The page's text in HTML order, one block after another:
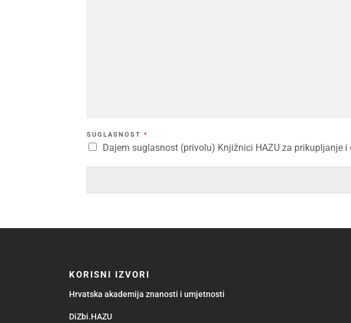
SUGLASNOST *
Dajem suglasnost (privolu) Knjižnici HAZU za prikupljanje
KORISNI IZVORI
Hrvatska akademija znanosti i umjetnosti
DiZbi.HAZU